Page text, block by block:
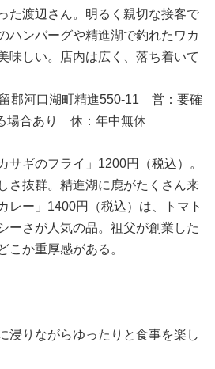
た渡辺さん。明るく親切な接客で
ハンバーグや精進湖で釣れたワカ
味しい。店内は広く、落ち着いて
郡河口湖町精進550-11 営：要確
場合あり 休：年中無休
サギのフライ」1200円（税込）。
さ抜群。精進湖に鹿がたくさん来
レー」1400円（税込）は、トマト
ーさが人気の品。祖父が創業した
こか重厚感がある。
浸りながらゆったりと食事を楽し